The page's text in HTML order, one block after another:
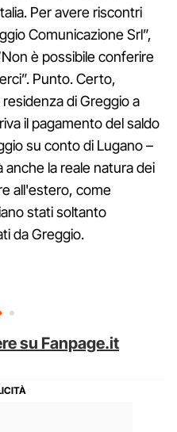
Per avere riscontri
Comunicazione Srl”,
è possibile conferire
Punto. Certo,
di Greggio a
il pagamento del saldo
su conto di Lugano –
anche la reale natura dei
all'estero, come
stati soltanto
da Greggio.
su Fanpage.it